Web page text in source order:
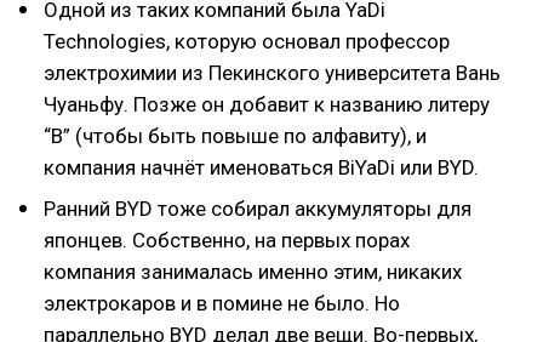
Одной из таких компаний была YaDi
Technologies, которую основал профессор
электрохимии из Пекинского университета Вань
Чуаньфу. Позже он добавит к названию литеру
“B” (чтобы быть повыше по алфавиту), и
компания начнёт именоваться BiYaDi или BYD.
Ранний BYD тоже собирал аккумуляторы для
японцев. Собственно, на первых порах
компания занималась именно этим, никаких
электрокаров и в помине не было. Но
параллельно BYD делал две вещи. Во-первых,